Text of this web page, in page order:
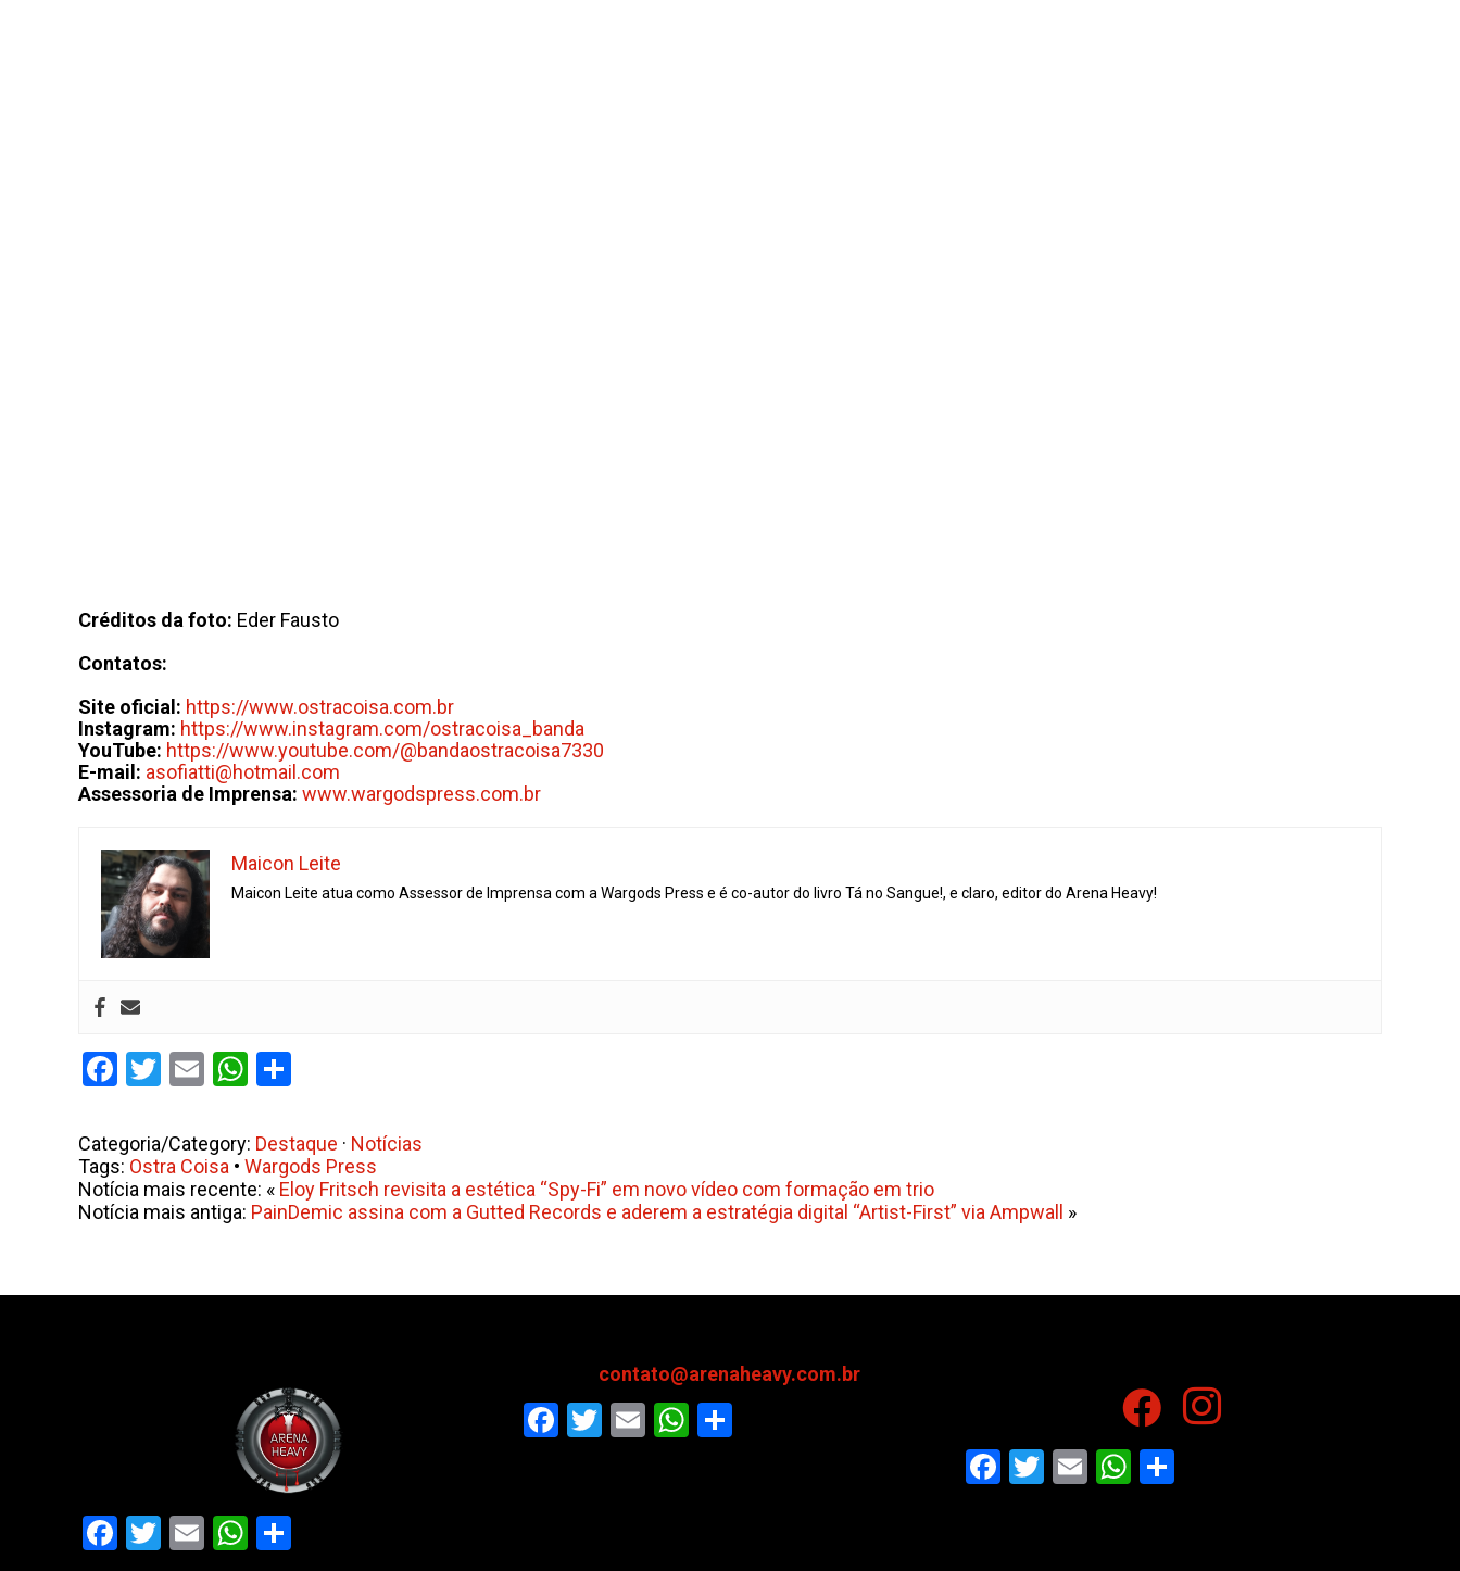
Créditos da foto: Eder Fausto
Contatos:
Site oficial: https://www.ostracoisa.com.br
Instagram: https://www.instagram.com/ostracoisa_banda
YouTube: https://www.youtube.com/@bandaostracoisa7330
E-mail: asofiatti@hotmail.com
Assessoria de Imprensa: www.wargodspress.com.br
Maicon Leite
Maicon Leite atua como Assessor de Imprensa com a Wargods Press e é co-autor do livro Tá no Sangue!, e claro, editor do Arena Heavy!
Facebook
Twitter
EmailWhatsApp
Categoria/Category: Destaque · Notícias
Tags: Ostra Coisa • Wargods Press
Notícia mais recente: « Eloy Fritsch revisita a estética “Spy-Fi” em novo vídeo com formação em trio
Notícia mais antiga: PainDemic assina com a Gutted Records e aderem a estratégia digital “Artist-First” via Ampwall »
Facebook
Twitter
EmailWhatsApp
contato@arenaheavy.com.br
Facebook
Twitter
EmailWhatsApp
Facebook
Twitter
EmailWhatsApp
Share